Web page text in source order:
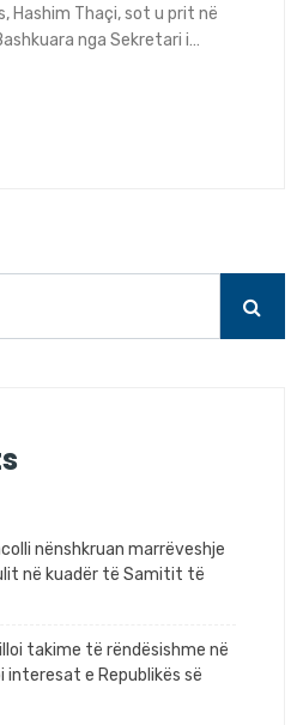
Hashim Thaçi, sot u prit në
nga Sekretari i…
nënshkruan marrëveshje
në kuadër të Samitit të
takime të rëndësishme në
interesat e Republikës së